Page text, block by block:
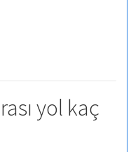
yol kaç